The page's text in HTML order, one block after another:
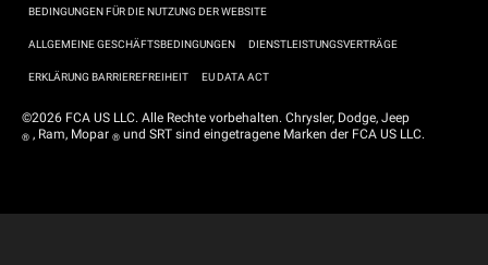
Typenscheinduplikat
BEDINGUNGEN FÜR DIE NUTZUNG DER WEBSITE
ALLGEMEINE GESCHÄFTSBEDINGUNGEN DIENSTLEISTUNGSVERTRÄGE
ERKLÄRUNG BARRIEREFREIHEIT EU DATA ACT
©2026 FCA US LLC. Alle Rechte vorbehalten. Chrysler, Dodge, Jeep
® , Ram, Mopar ® und SRT sind eingetragene Marken der FCA US LLC.